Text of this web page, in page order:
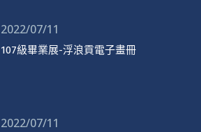
2022/07/11
107級畢業展-浮浪貢電子畫冊
2022/07/11